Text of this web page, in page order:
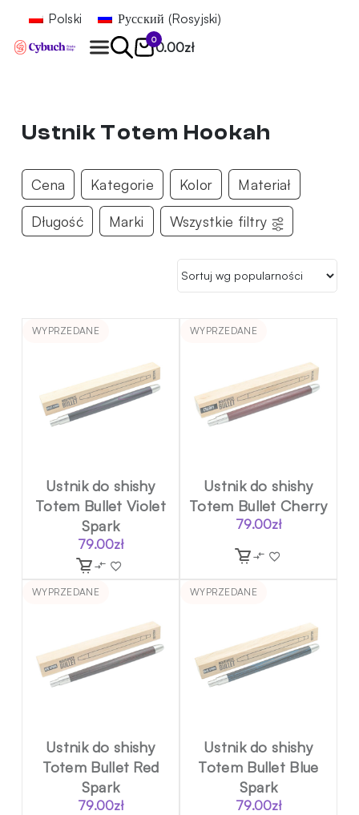
Polski Русский (Rosyjski)
0
0.00zł
Ustnik Totem Hookah
Cena Kategorie Kolor Materiał
Długość Marki Wszystkie filtry
WYPRZEDANE
Ustnik do shishy
Totem Bullet Violet
Spark
79.00zł
WYPRZEDANE
Ustnik do shishy
Totem Bullet Cherry
79.00zł
WYPRZEDANE
Ustnik do shishy
Totem Bullet Red
Spark
79.00zł
WYPRZEDANE
Ustnik do shishy
Totem Bullet Blue
Spark
79.00zł